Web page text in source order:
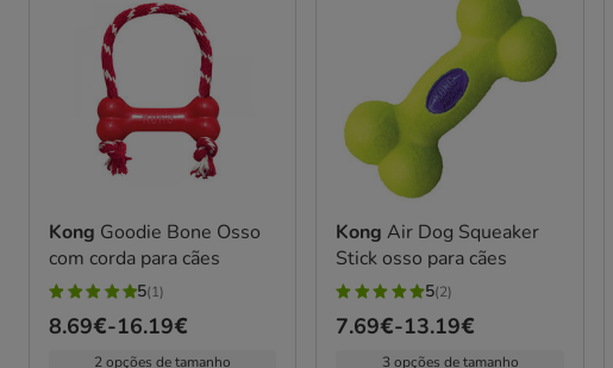
Kong Goodie Bone Osso
com corda para cães
5
estrelas
5(1)
Preço
8.69€-16.19€
2 opções de tamanho
KongAir Dog Squeaker
Stick osso para cães
5
estrelas
5(2)
Preço
7.69€-13.19€
3 opções de tamanho